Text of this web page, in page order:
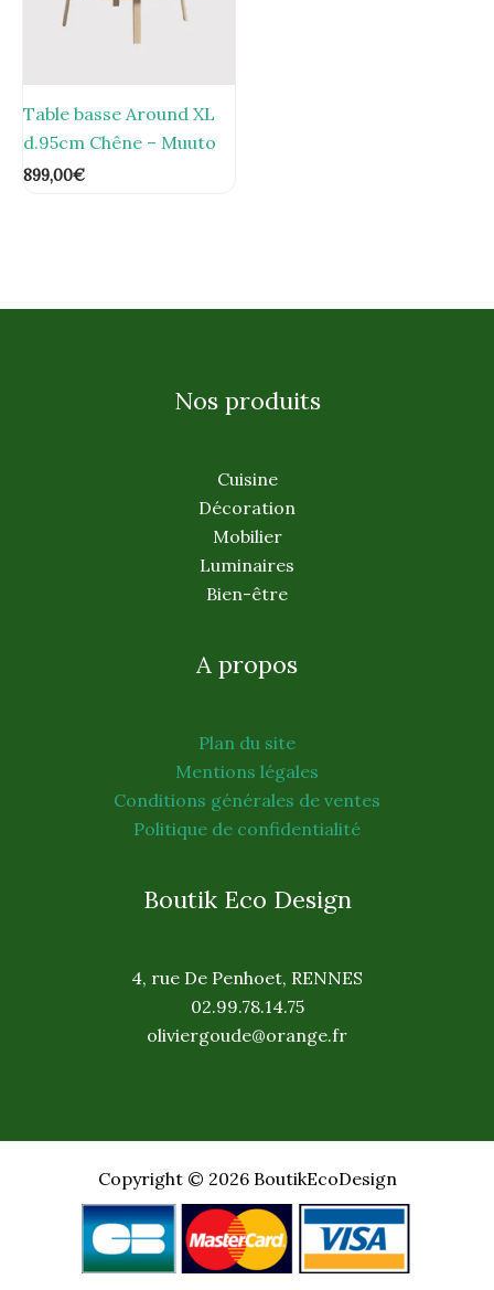
Table basse Around XL
d.95cm Chêne – Muuto
899,00€
Nos produits
Cuisine
Décoration
Mobilier
Luminaires
Bien-être
A propos
Plan du site
Mentions légales
Conditions générales de ventes
Politique de confidentialité
Boutik Eco Design
4, rue De Penhoet, RENNES
02.99.78.14.75
oliviergoude@orange.fr
Copyright © 2026 BoutikEcoDesign